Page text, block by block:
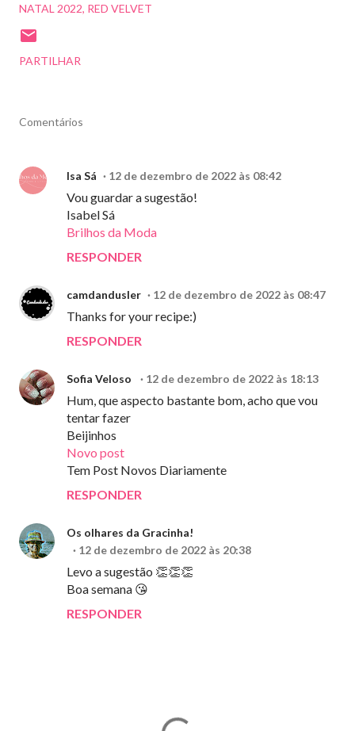
NATAL 2022 RED VELVET
PARTILHAR
Comentários
Isa Sá 12 de dezembro de 2022 às 08:42
Vou guardar a sugestão!
Isabel Sá
Brilhos da Moda
RESPONDER
camdandusler 12 de dezembro de 2022 às 08:47
Thanks for your recipe:)
RESPONDER
Sofia Veloso 12 de dezembro de 2022 às 18:13
Hum, que aspecto bastante bom, acho que vou
tentar fazer
Beijinhos
Novo post
Tem Post Novos Diariamente
RESPONDER
Os olhares da Gracinha!
12 de dezembro de 2022 às 20:38
Levo a sugestão 👏👏👏
Boa semana 😘
RESPONDER